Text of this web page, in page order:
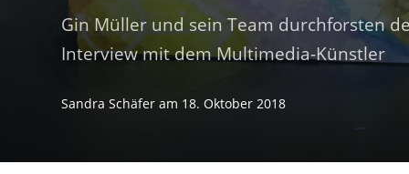
Gin Müller und sein Team durchforsten
Interview mit dem Multimedia-Künstler
Sandra Schäferam 18. Oktober 2018